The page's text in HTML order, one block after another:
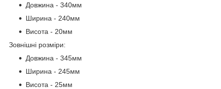
Довжина - 340мм
Ширина - 240мм
Висота - 20мм
Зовнішні розміри:
Довжина - 345мм
Ширина - 245мм
Висота - 25мм